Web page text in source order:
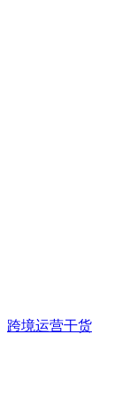
跨境运营干货